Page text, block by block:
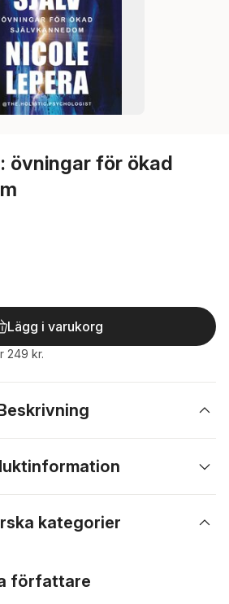
övningar för ökad
antal röster:
Lägg i varukorg
249 kr.
kategorier
författare